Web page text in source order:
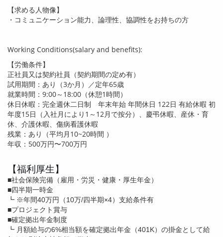
【求める人物像】
・コミュニケーション能力、論理性、協調性をお持ちの方
Working Conditions(salary and benefits):
【労働条件】
正社員又は契約社員（契約期間の定め有）
試用期間：あり（3か月）／定年65歳
就業時間： 9:00～ 18:00 （休憩1時間）
休日休暇：完全週休二日制 年末年始 年間休日 122日 有給休暇 初
年度15日（入社月により 1 ～ 12 月で按分）、慶弔休暇、産休・育
休、介護休暇、傷病看護休暇
残業：あり（平均月 10~20時間 ）
年収： 500万円〜700万円
【福利厚生】
■社会保険完備（雇用・労災・健康・厚生年金）
■四半期一時金
┗ ※年間40万円（10万/四半期×4）支給条件有
■プロジェクト賞与
■確定拠出年金制度
┗ 月額給与の6%相当額を確定拠出年金（401K）の掛金として給